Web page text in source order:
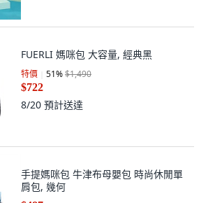
FUERLI 媽咪包 大容量, 經典黑
$722
8/20 預計送達
手提媽咪包 牛津布母嬰包 時尚休閒單
$487
8/21 預計送達